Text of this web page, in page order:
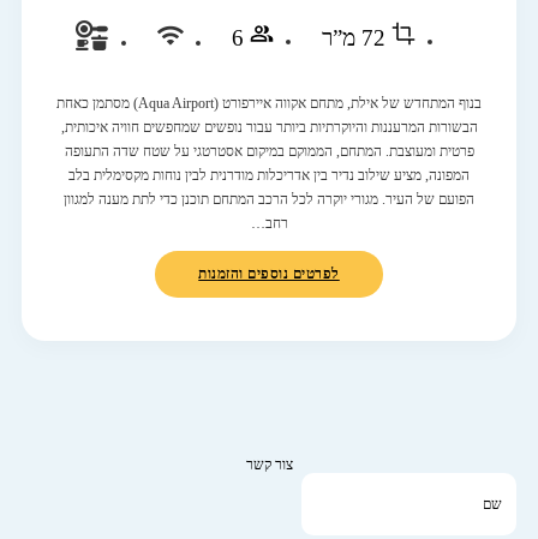
72 מ”ר 6
בנוף המתחדש של אילת, מתחם אקווה איירפורט (Aqua Airport) מסתמן כאחת
הבשורות המרעננות והיוקרתיות ביותר עבור נופשים שמחפשים חוויה איכותית,
פרטית ומעוצבת. המתחם, הממוקם במיקום אסטרטגי על שטח שדה התעופה
המפונה, מציע שילוב נדיר בין אדריכלות מודרנית לבין נוחות מקסימלית בלב
הפועם של העיר. מגורי יוקרה לכל הרכב המתחם תוכנן כדי לתת מענה למגוון
רחב…
לפרטים נוספים והזמנות
צור קשר